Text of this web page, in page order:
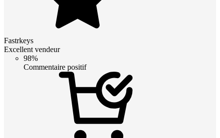
Fastrkeys
Excellent vendeur
98%
Commentaire positif